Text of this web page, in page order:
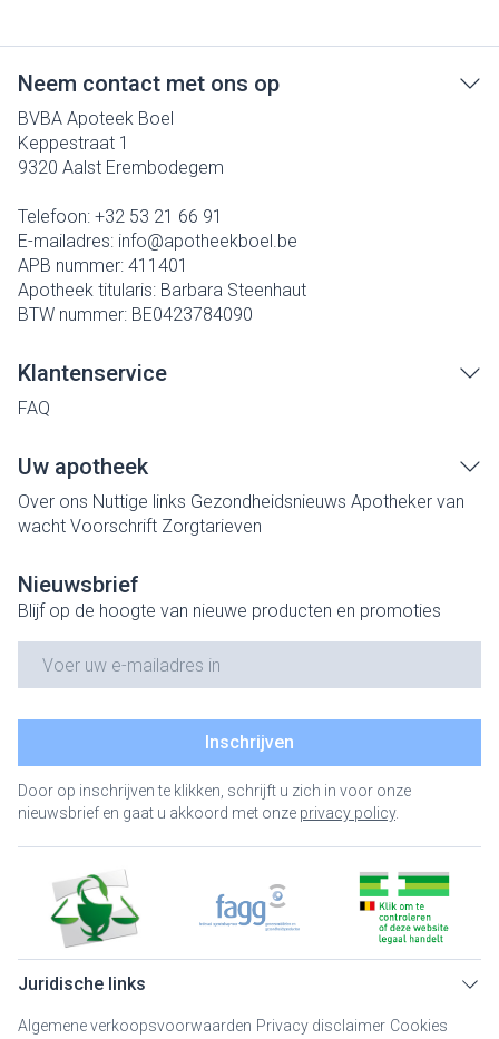
Neem contact met ons op
BVBA Apoteek Boel
Keppestraat 1
9320 Aalst Erembodegem
Telefoon: +32 53 21 66 91
E-mailadres: info@apotheekboel.be
APB nummer: 411401
Apotheek titularis: Barbara Steenhaut
BTW nummer: BE0423784090
Klantenservice
FAQ
Uw apotheek
Over ons Nuttige links Gezondheidsnieuws Apotheker van
wacht Voorschrift Zorgtarieven
Nieuwsbrief
Blijf op de hoogte van nieuwe producten en promoties
Inschrijven
Door op inschrijven te klikken, schrijft u zich in voor onze
nieuwsbrief en gaat u akkoord met onze privacy policy.
Juridische links
Algemene verkoopsvoorwaarden Privacy disclaimer Cookies